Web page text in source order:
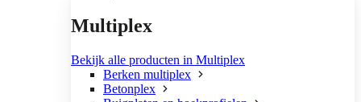
Multiplex
Bekijk alle producten in Multiplex
Berken multiplex
Betonplex